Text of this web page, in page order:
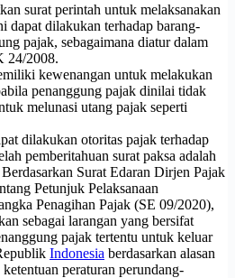
surat perintah untuk melaksanakan
dapat dilakukan terhadap barang-
pajak, sebagaimana diatur dalam
24/2008.
kewenangan untuk melakukan
penanggung pajak dinilai tidak
melunasi utang pajak seperti
dilakukan otoritas pajak terhadap
pemberitahuan surat paksa adalah
Surat Edaran Dirjen Pajak
Petunjuk Pelaksanaan
Penagihan Pajak (SE 09/2020),
sebagai larangan yang bersifat
pajak tertentu untuk keluar
Indonesia berdasarkan alasan
peraturan perundang-